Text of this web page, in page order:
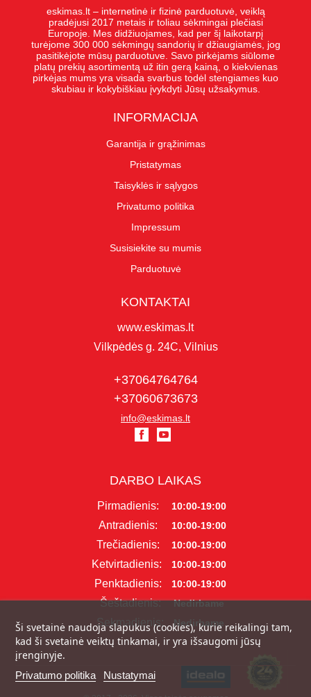
eskimas.lt – internetinė ir fizinė parduotuvė, veiklą
pradėjusi 2017 metais ir toliau sėkmingai plečiasi
Europoje. Mes didžiuojames, kad per šį laikotarpį
turėjome 300 000 sėkmingų sandorių ir džiaugiamės, jog
pasitikėjote mūsų parduotuve. Savo pirkėjams siūlome
platų prekių asortimentą už itin gerą kainą, o kiekvienas
pirkėjas mums yra visada svarbus todėl stengiames kuo
skubiau ir kokybiškiau įvykdyti Jūsų užsakymus.
INFORMACIJA
Garantija ir grąžinimas
Pristatymas
Taisyklės ir sąlygos
Privatumo politika
Impressum
Susisiekite su mumis
Parduotuvė
KONTAKTAI
www.eskimas.lt
Vilkpėdės g. 24C, Vilnius
+37064764764
+37060673673
info@eskimas.lt
DARBO LAIKAS
Pirmadienis: 10:00-19:00
Antradienis: 10:00-19:00
Trečiadienis: 10:00-19:00
Ketvirtadienis: 10:00-19:00
Penktadienis: 10:00-19:00
Šeštadienis: Nedirbame
Sekmadienis: Nedirbame
Ši svetainė naudoja slapukus (cookies), kurie reikalingi tam,
kad ši svetainė veiktų tinkamai, ir yra išsaugomi jūsų
įrenginyje.
Privatumo politika Nustatymai